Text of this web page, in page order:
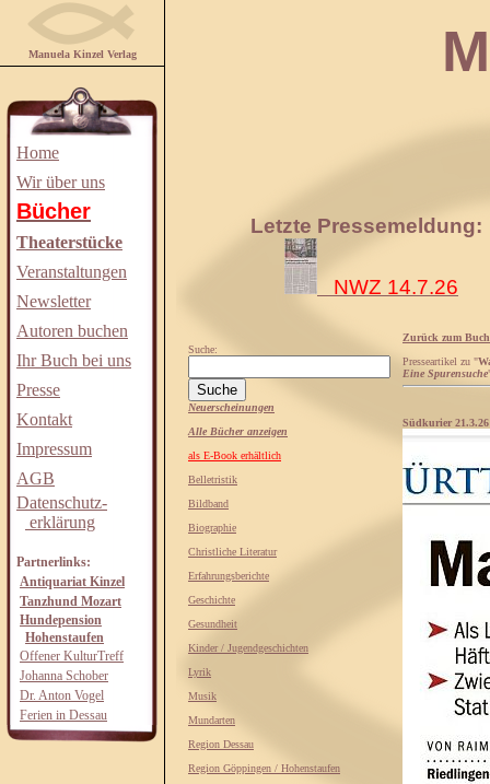
Manuela Kinzel Verlag
Home
Wir über uns
Bücher
Theaterstücke
Veranstaltungen
Newsletter
Autoren buchen
Ihr Buch bei uns
Presse
Kontakt
Impressum
AGB
Datenschutz-
erklärung
Partnerlinks:
Antiquariat Kinzel
Tanzhund Mozart
Hundepension
Hohenstaufen
Offener KulturTreff
Johanna Schober
Dr. Anton Vogel
Ferien in Dessau
Letzte Pressemeldung:
NWZ 14.7.26
Suche:
Neuerscheinungen
Alle Bücher anzeigen
als E-Book erhältlich
Belletristik
Bildband
Biographie
Christliche Literatur
Erfahrungsberichte
Geschichte
Gesundheit
Kinder / Jugendgeschichten
Lyrik
Musik
Mundarten
Region Dessau
Region Göppingen / Hohenstaufen
Zurück zum Buch
Presseartikel zu "
Eine Spurensuche
Südkurier 21.3.26